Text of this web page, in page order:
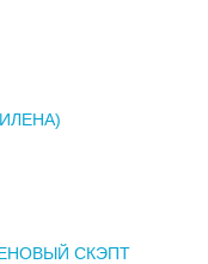
СКЭПТ